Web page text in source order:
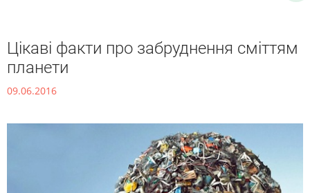
Цікаві факти про забруднення сміттям
планети
09.06.2016